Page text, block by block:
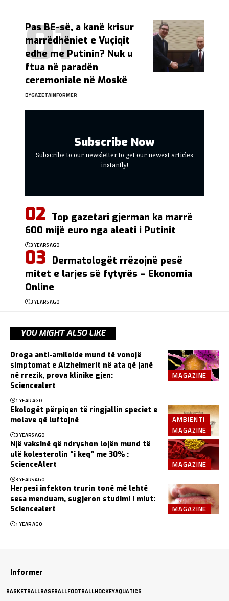
Pas BE-së, a kanë krisur
marrëdhëniet e Vuçiqit
edhe me Putinin? Nuk u
ftua në paradën
ceremoniale në Moskë
BYGAZETAINFORMER
Subscribe Now
Subscribe to our newsletter to get our newest articles
instantly!
Top gazetari gjerman ka marrë
600 mijë euro nga aleati i Putinit
3 YEARS AGO
Dermatologët rrëzojnë pesë
mitet e larjes së fytyrës – Ekonomia
Online
3 YEARS AGO
YOU MIGHT ALSO LIKE
MAGAZINE
Droga anti-amiloide mund të vonojë
simptomat e Alzheimerit në ata që janë
në rrezik, prova klinike gjen:
Sciencealert
1 YEAR AGO
AMBIENTI
MAGAZINE
Ekologët përpiqen të ringjallin speciet e
molave ​​që luftojnë
3 YEARS AGO
MAGAZINE
Një vaksinë që ndryshon lojën mund të
ulë kolesterolin “i keq” me 30% :
ScienceAlert
3 YEARS AGO
MAGAZINE
Herpesi infekton trurin tonë më lehtë
sesa menduam, sugjeron studimi i miut:
Sciencealert
1 YEAR AGO
Informer
BASKETBALLBASEBALLFOOTBALLHOCKEYAQUATICS